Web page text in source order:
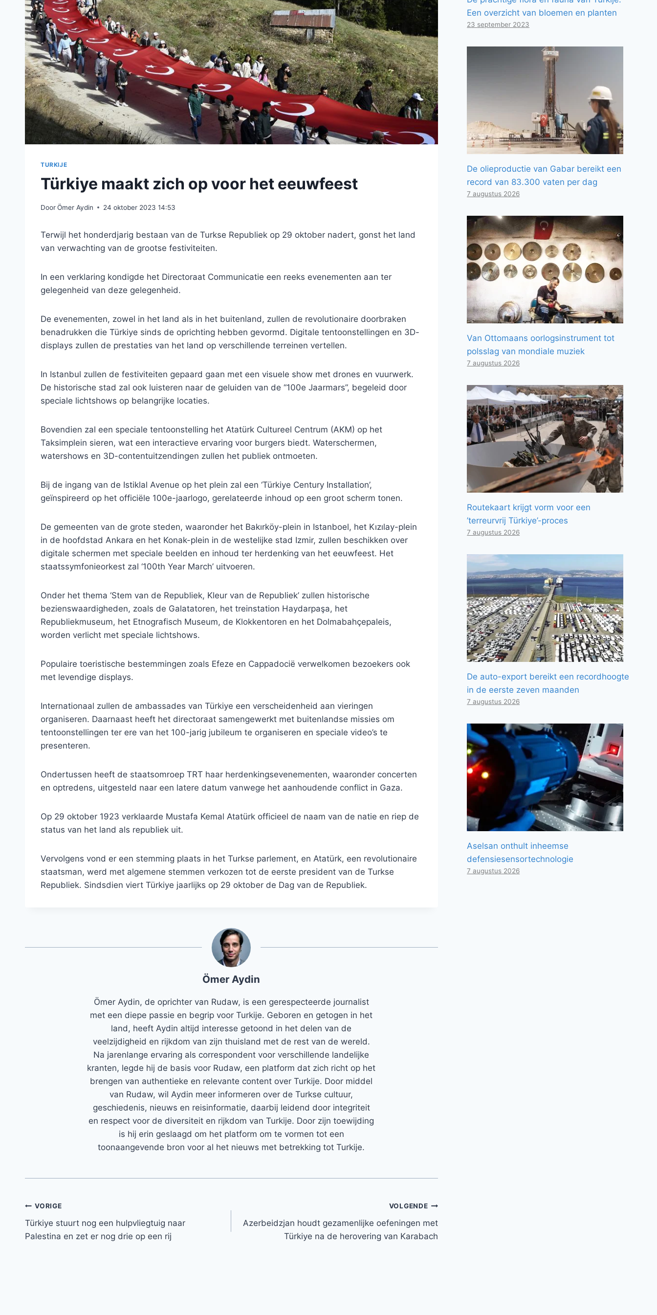
TURKIJE
Türkiye maakt zich op voor het eeuwfeest
DoorÖmer Aydin 24 oktober 2023 14:53
Terwijl het honderdjarig bestaan ​​van de Turkse Republiek op 29 oktober nadert, gonst het land
van verwachting van de grootse festiviteiten.
In een verklaring kondigde het Directoraat Communicatie een reeks evenementen aan ter
gelegenheid van deze gelegenheid.
De evenementen, zowel in het land als in het buitenland, zullen de revolutionaire doorbraken
benadrukken die Türkiye sinds de oprichting hebben gevormd. Digitale tentoonstellingen en 3D-
displays zullen de prestaties van het land op verschillende terreinen vertellen.
In Istanbul zullen de festiviteiten gepaard gaan met een visuele show met drones en vuurwerk.
De historische stad zal ook luisteren naar de geluiden van de “100e Jaarmars”, begeleid door
speciale lichtshows op belangrijke locaties.
Bovendien zal een speciale tentoonstelling het Atatürk Cultureel Centrum (AKM) op het
Taksimplein sieren, wat een interactieve ervaring voor burgers biedt. Waterschermen,
watershows en 3D-contentuitzendingen zullen het publiek ontmoeten.
Bij de ingang van de Istiklal Avenue op het plein zal een ‘Türkiye Century Installation’,
geïnspireerd op het officiële 100e-jaarlogo, gerelateerde inhoud op een groot scherm tonen.
De gemeenten van de grote steden, waaronder het Bakırköy-plein in Istanboel, het Kızılay-plein
in de hoofdstad Ankara en het Konak-plein in de westelijke stad Izmir, zullen beschikken over
digitale schermen met speciale beelden en inhoud ter herdenking van het eeuwfeest. Het
staatssymfonieorkest zal ‘100th Year March’ uitvoeren.
Onder het thema ‘Stem van de Republiek, Kleur van de Republiek’ zullen historische
bezienswaardigheden, zoals de Galatatoren, het treinstation Haydarpaşa, het
Republiekmuseum, het Etnografisch Museum, de Klokkentoren en het Dolmabahçepaleis,
worden verlicht met speciale lichtshows.
Populaire toeristische bestemmingen zoals Efeze en Cappadocië verwelkomen bezoekers ook
met levendige displays.
Internationaal zullen de ambassades van Türkiye een verscheidenheid aan vieringen
organiseren. Daarnaast heeft het directoraat samengewerkt met buitenlandse missies om
tentoonstellingen ter ere van het 100-jarig jubileum te organiseren en speciale video’s te
presenteren.
Ondertussen heeft de staatsomroep TRT haar herdenkingsevenementen, waaronder concerten
en optredens, uitgesteld naar een latere datum vanwege het aanhoudende conflict in Gaza.
Op 29 oktober 1923 verklaarde Mustafa Kemal Atatürk officieel de naam van de natie en riep de
status van het land als republiek uit.
Vervolgens vond er een stemming plaats in het Turkse parlement, en Atatürk, een revolutionaire
staatsman, werd met algemene stemmen verkozen tot de eerste president van de Turkse
Republiek. Sindsdien viert Türkiye jaarlijks op 29 oktober de Dag van de Republiek.
Ömer Aydin
Ömer Aydin, de oprichter van Rudaw, is een gerespecteerde journalist
met een diepe passie en begrip voor Turkije. Geboren en getogen in het
land, heeft Aydin altijd interesse getoond in het delen van de
veelzijdigheid en rijkdom van zijn thuisland met de rest van de wereld.
Na jarenlange ervaring als correspondent voor verschillende landelijke
kranten, legde hij de basis voor Rudaw, een platform dat zich richt op het
brengen van authentieke en relevante content over Turkije. Door middel
van Rudaw, wil Aydin meer informeren over de Turkse cultuur,
geschiedenis, nieuws en reisinformatie, daarbij leidend door integriteit
en respect voor de diversiteit en rijkdom van Turkije. Door zijn toewijding
is hij erin geslaagd om het platform om te vormen tot een
toonaangevende bron voor al het nieuws met betrekking tot Turkije.
Bericht
navigatie
VORIGE
Türkiye stuurt nog een hulpvliegtuig naar
Palestina en zet er nog drie op een rij
VOLGENDE
Azerbeidzjan houdt gezamenlijke oefeningen met
Türkiye na de herovering van Karabach
Een overzicht van bloemen en planten
23 september 2023
De olieproductie van Gabar bereikt een
record van 83.300 vaten per dag
7 augustus 2026
Van Ottomaans oorlogsinstrument tot
polsslag van mondiale muziek
7 augustus 2026
Routekaart krijgt vorm voor een
’terreurvrij Türkiye’-proces
7 augustus 2026
De auto-export bereikt een recordhoogte
in de eerste zeven maanden
7 augustus 2026
Aselsan onthult inheemse
defensiesensortechnologie
7 augustus 2026